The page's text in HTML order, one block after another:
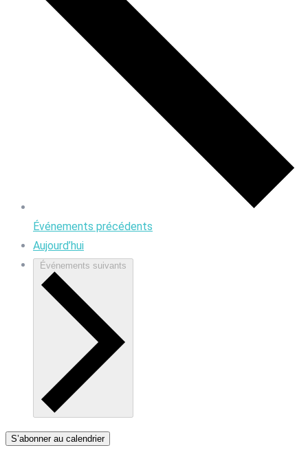
Événements précédents
Aujourd’hui
Événements suivants
S’abonner au calendrier